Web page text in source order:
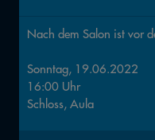
Nach dem Salon ist vor
Sonntag, 19.06.2022
16:00 Uhr
Schloss, Aula